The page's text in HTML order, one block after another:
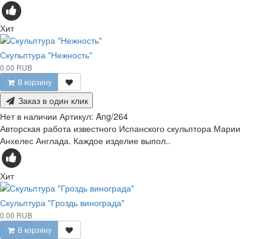
Хит
Скульптура "Нежность"
0.00 RUB
В корзину
Заказ в один клик
Нет в наличии Артикул: Ang/264
Авторская работа известного Испанского скульптора Марии
Анхелес Англада. Каждое изделие выпол..
Хит
Скульптура "Гроздь винограда"
0.00 RUB
В корзину